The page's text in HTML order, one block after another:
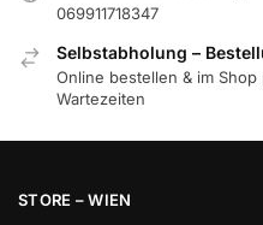
069911718347
Selbstabholung –
Online bestellen & im
Wartezeiten
STORE – WIEN